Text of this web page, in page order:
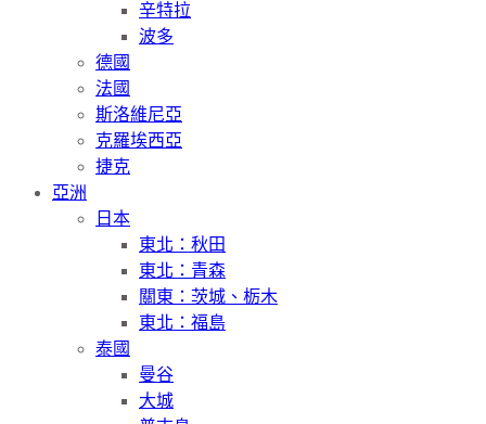
辛特拉
波多
德國
法國
斯洛維尼亞
克羅埃西亞
捷克
亞洲
日本
東北：秋田
東北：青森
關東：茨城、栃木
東北：福島
泰國
曼谷
大城